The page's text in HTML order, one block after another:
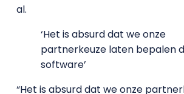
al.
‘Het is absurd dat we onze
partnerkeuze laten bepalen
software’
“Het is absurd dat we onze